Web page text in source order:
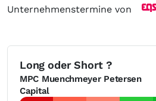
Unternehmenstermine von
Long oder Short ?
MPC Muenchmeyer Petersen
Capital